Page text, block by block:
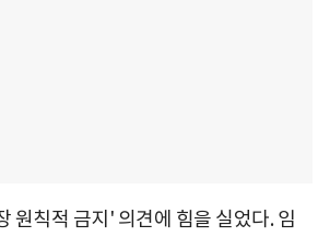
원칙적 금지' 의견에 힘을 실었다. 임